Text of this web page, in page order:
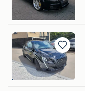
Tony Spizniz
Aalst
Bewaren
in
Mijn
Favorieten
tony.schepers
Zonhoven